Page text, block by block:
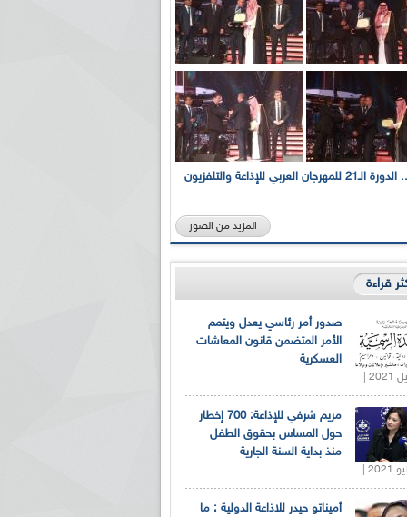
بالصور... الدورة الـ21 للمهرجان العربي للإذاعة والتلفزيون
المزيد من الصور
قراءة
صدور أمر رئاسي يعدل ويتمم
الأمر المتضمن قانون المعاشات
العسكرية
مريم شرفي للإذاعة: 700 إخطار
حول المساس بحقوق الطفل
منذ بداية السنة الجارية
أميناتو حيدر للاذاعة الدولية : ما